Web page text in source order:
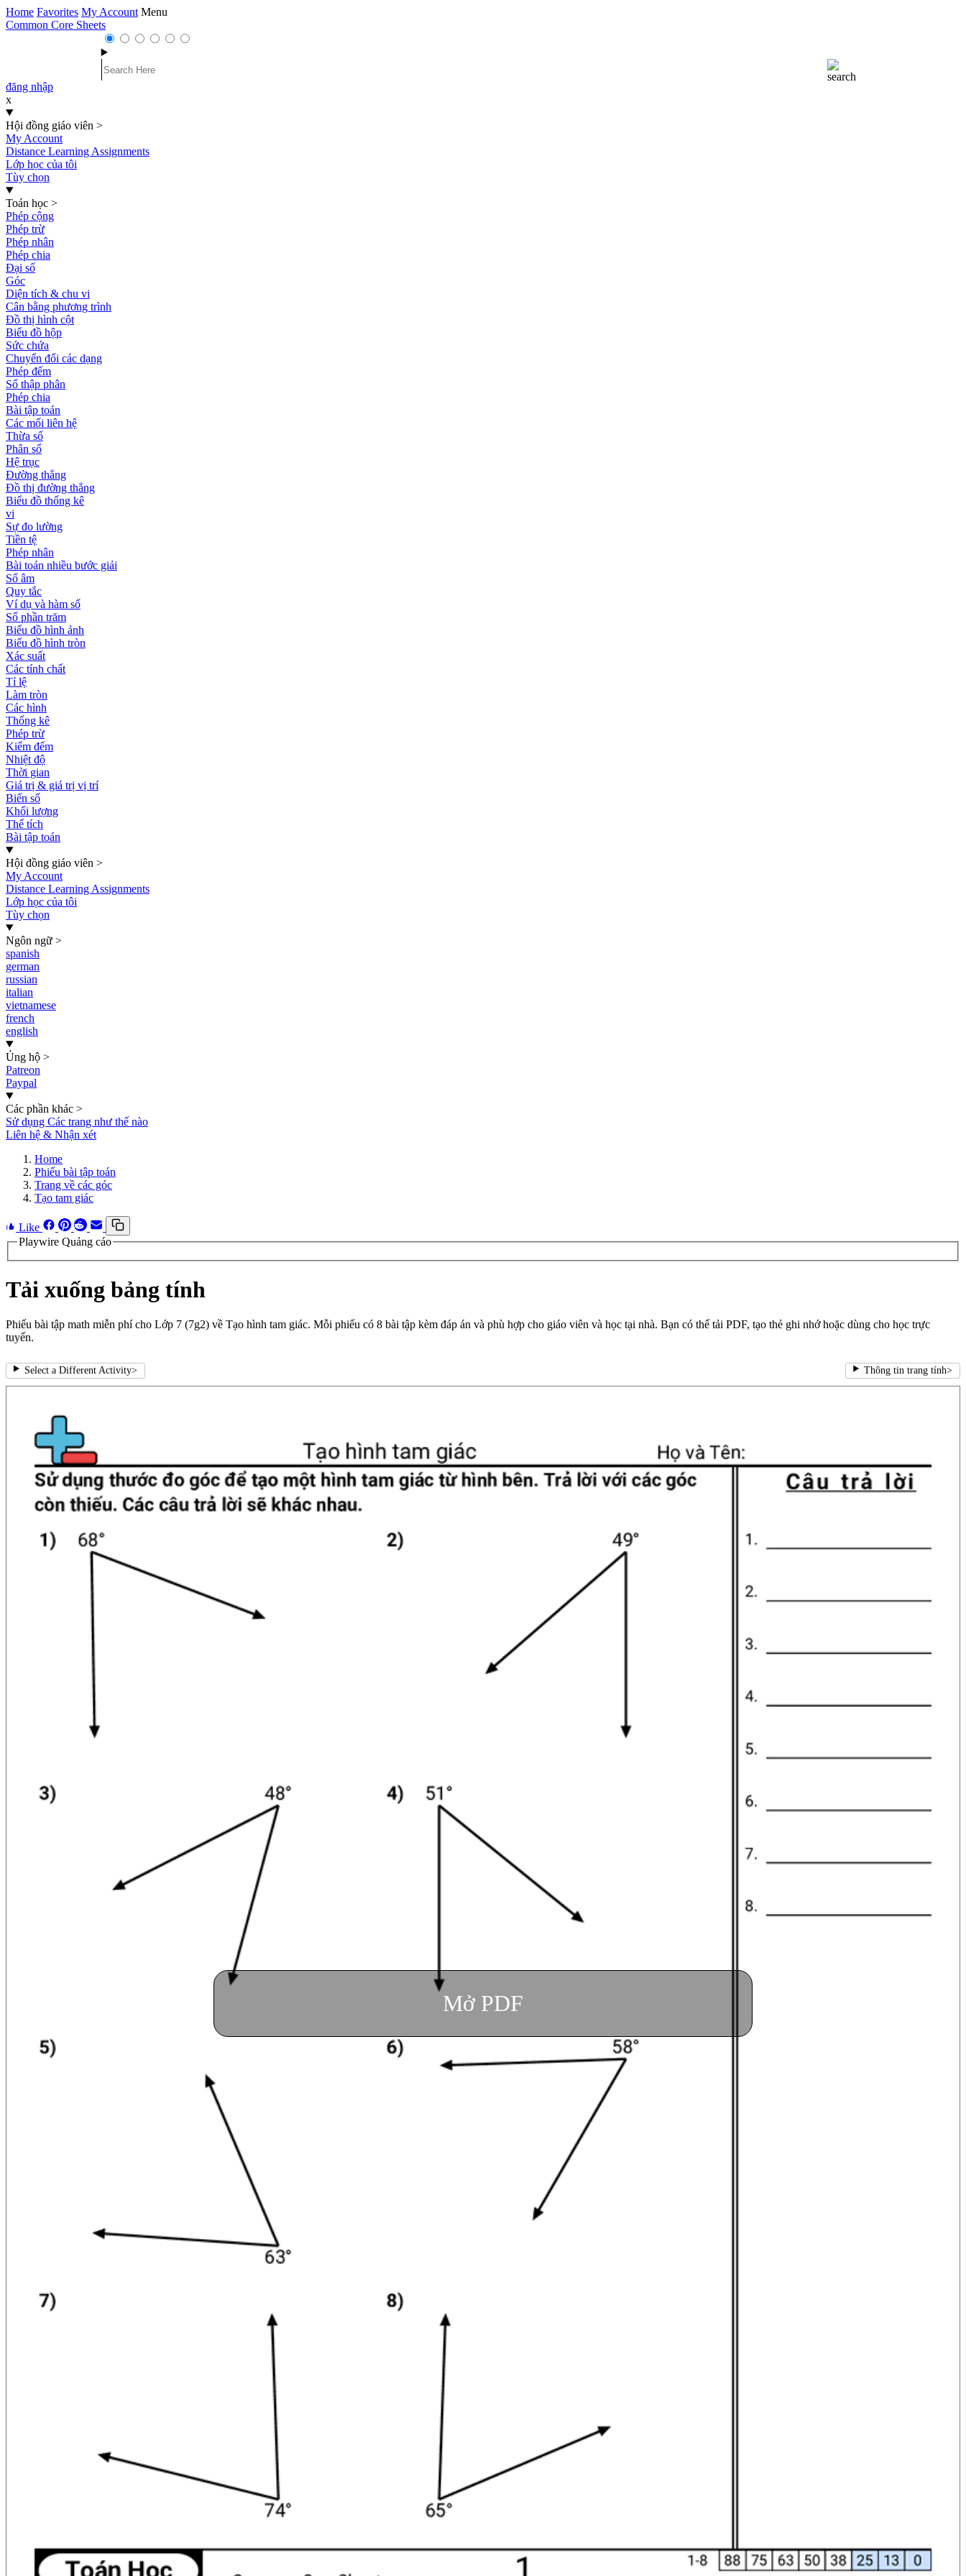
Home Favorites My Account Menu
Common Core Sheets
đăng nhập
x
Hội đồng giáo viên >
My Account
Distance Learning Assignments
Lớp học của tôi
Tùy chọn
Toán học >
Phép cộng
Phép trừ
Phép nhân
Phép chia
Đại số
Góc
Diện tích & chu vi
Cân bằng phương trình
Đồ thị hình cột
Biểu đồ hộp
Sức chứa
Chuyển đổi các dạng
Phép đếm
Số thập phân
Phép chia
Bài tập toán
Các mối liên hệ
Thừa số
Phân số
Hệ trục
Đường thẳng
Đồ thị đường thẳng
Biểu đồ thống kê
vi
Sự đo lường
Tiền tệ
Phép nhân
Bài toán nhiều bước giải
Số âm
Quy tắc
Ví dụ và hàm số
Số phần trăm
Biểu đồ hình ảnh
Biểu đồ hình tròn
Xác suất
Các tính chất
Tỉ lệ
Làm tròn
Các hình
Thống kê
Phép trừ
Kiểm đếm
Nhiệt độ
Thời gian
Giá trị & giá trị vị trí
Biến số
Khối lượng
Thể tích
Bài tập toán
Hội đồng giáo viên >
My Account
Distance Learning Assignments
Lớp học của tôi
Tùy chọn
Ngôn ngữ >
spanish
german
russian
italian
vietnamese
french
english
Ủng hộ >
Patreon
Paypal
Các phần khác >
Sử dụng Các trang như thế nào
Liên hệ & Nhận xét
Home
Phiếu bài tập toán
Trang về các góc
Tạo tam giác
Like
Playwire Quảng cáo
Tải xuống bảng tính
Phiếu bài tập math miễn phí cho Lớp 7 (7g2) về Tạo hình tam giác. Mỗi phiếu có 8 bài tập kèm đáp án và phù hợp cho giáo viên và học tại nhà. Bạn có thể tải PDF, tạo thẻ ghi nhớ hoặc dùng cho học trực
tuyến.
Select a Different Activity> Thông tin trang tính>
Mở PDF